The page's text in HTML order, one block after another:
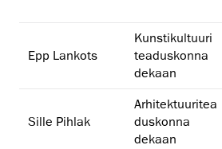
Epp Lankots
Kunstikultuuri
teaduskonna
dekaan
Sille Pihlak
Arhitektuuritea
duskonna
dekaan